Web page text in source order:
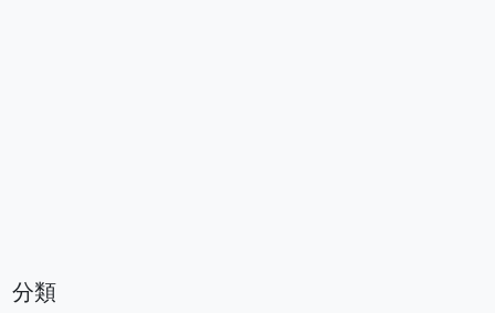
分類